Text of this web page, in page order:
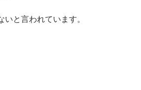
と言われています。